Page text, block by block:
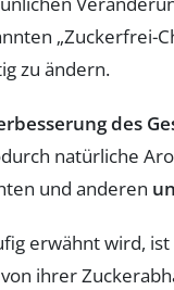
zu ändern.
des
natürliche
und anderen
erwähnt wird,
ihrer